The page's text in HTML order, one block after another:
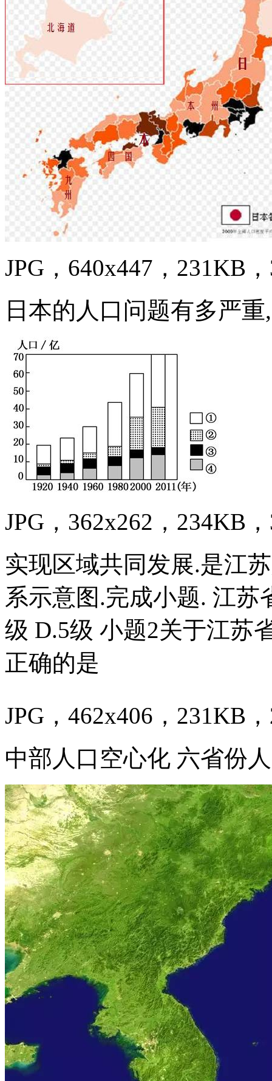
JPG，640x447，231KB
日本的人口问题有多严
JPG，362x262，234KB
实现区域共同发展.是江
系示意图.完成小题. 江苏
级 D.5级 小题2关于江苏
正确的是
JPG，462x406，231KB
中部人口空心化 六省份